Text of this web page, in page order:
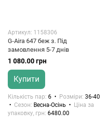
Артикул: 1158306
G-Aira 647 беж з. Під
замовлення 5-7 днів
1 080.00 грн
Купити
Кількість пар 6 Розміри 36-40
Сезон
Весна-Осінь
Ціна за
упаковку, грн 6480.00